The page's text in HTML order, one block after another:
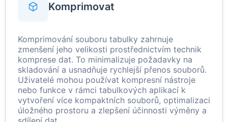
Komprimovat
Komprimování souboru tabulky zahrnuje
zmenšení jeho velikosti prostřednictvím technik
komprese dat. To minimalizuje požadavky na
skladování a usnadňuje rychlejší přenos souborů.
Uživatelé mohou používat kompresní nástroje
nebo funkce v rámci tabulkových aplikací k
vytvoření více kompaktních souborů, optimalizaci
úložného prostoru a zlepšení účinnosti výměny a